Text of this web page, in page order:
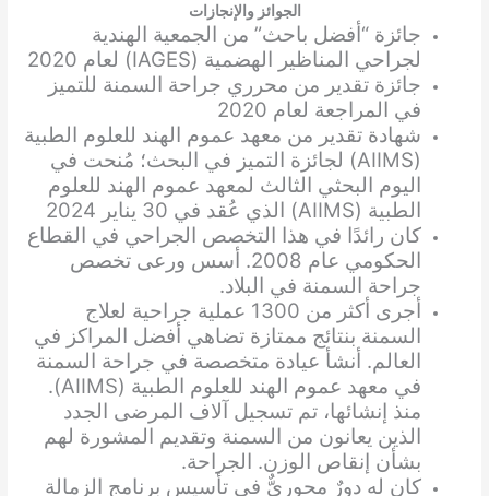
الجوائز والإنجازات
جائزة “أفضل باحث” من الجمعية الهندية
لجراحي المناظير الهضمية (IAGES) لعام 2020
جائزة تقدير من محرري جراحة السمنة للتميز
في المراجعة لعام 2020
شهادة تقدير من معهد عموم الهند للعلوم الطبية
(AIIMS) لجائزة التميز في البحث؛ مُنحت في
اليوم البحثي الثالث لمعهد عموم الهند للعلوم
الطبية (AIIMS) الذي عُقد في 30 يناير 2024
كان رائدًا في هذا التخصص الجراحي في القطاع
الحكومي عام 2008. أسس ورعى تخصص
جراحة السمنة في البلاد.
أجرى أكثر من 1300 عملية جراحية لعلاج
السمنة بنتائج ممتازة تضاهي أفضل المراكز في
العالم. أنشأ عيادة متخصصة في جراحة السمنة
في معهد عموم الهند للعلوم الطبية (AIIMS).
منذ إنشائها، تم تسجيل آلاف المرضى الجدد
الذين يعانون من السمنة وتقديم المشورة لهم
بشأن إنقاص الوزن. الجراحة.
كان له دورٌ محوريٌّ في تأسيس برنامج الزمالة